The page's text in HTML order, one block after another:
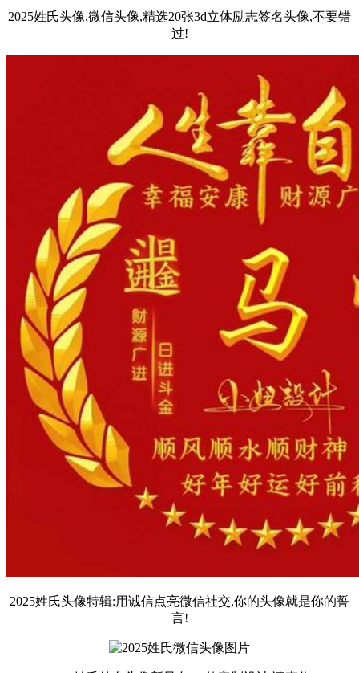
2025姓氏头像,微信头像,精选20张3d立体励志签名头像,不要错
过!
2025姓氏头像特辑:用诚信点亮微信社交,你的头像就是你的誓
言!